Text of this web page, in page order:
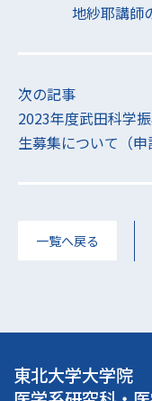
地紗耶講師
次の記事
2023年度武田科学
生募集について（申
一覧へ戻る
東北大学大学院